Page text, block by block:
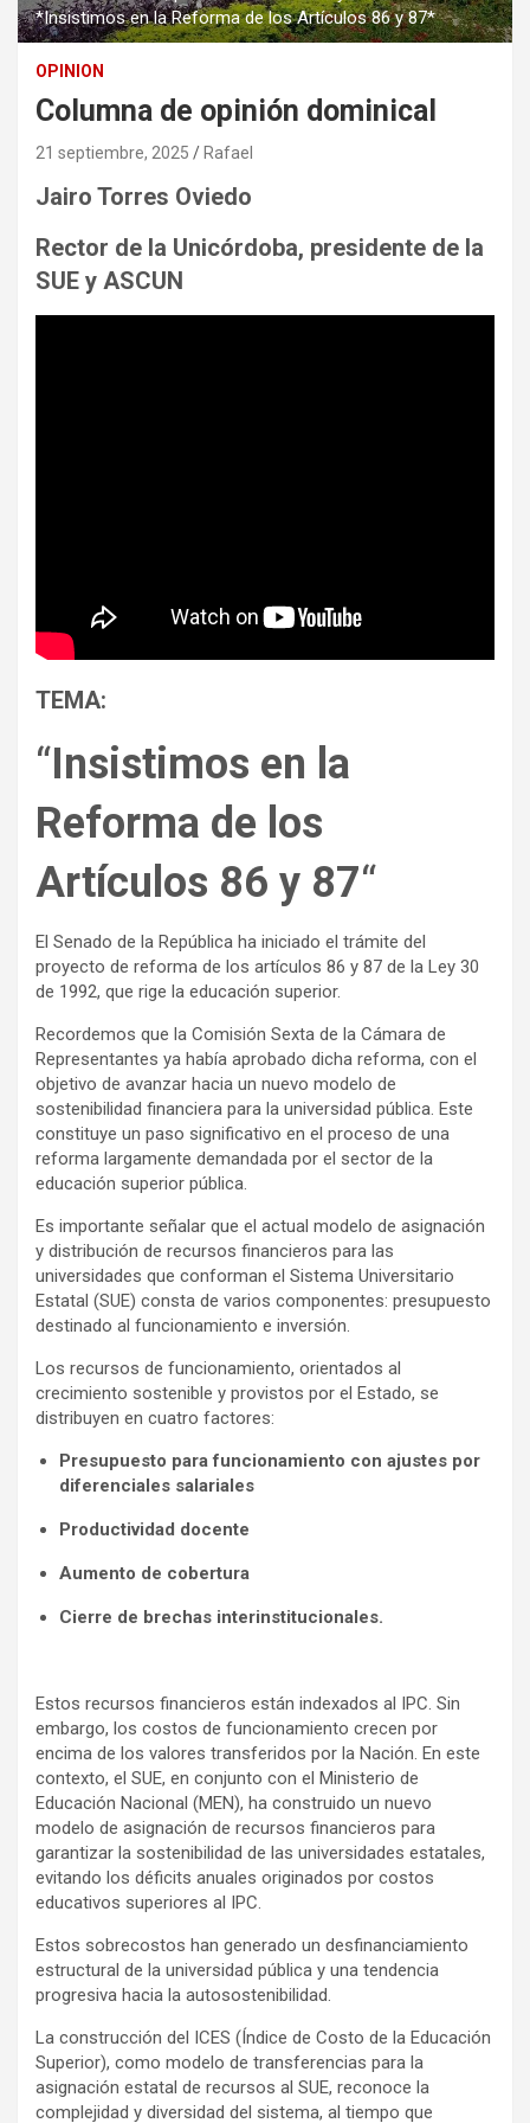
*Insistimos en la Reforma de los Artículos 86 y 87*
OPINION
Columna de opinión dominical
21 septiembre, 2025 Rafael
Jairo Torres Oviedo
Rector de la Unicórdoba, presidente de la
SUE y ASCUN
TEMA:
“Insistimos en la
Reforma de los
Artículos 86 y 87“
El Senado de la República ha iniciado el trámite del
proyecto de reforma de los artículos 86 y 87 de la Ley 30
de 1992, que rige la educación superior.
Recordemos que la Comisión Sexta de la Cámara de
Representantes ya había aprobado dicha reforma, con el
objetivo de avanzar hacia un nuevo modelo de
sostenibilidad financiera para la universidad pública. Este
constituye un paso significativo en el proceso de una
reforma largamente demandada por el sector de la
educación superior pública.
Es importante señalar que el actual modelo de asignación
y distribución de recursos financieros para las
universidades que conforman el Sistema Universitario
Estatal (SUE) consta de varios componentes: presupuesto
destinado al funcionamiento e inversión.
Los recursos de funcionamiento, orientados al
crecimiento sostenible y provistos por el Estado, se
distribuyen en cuatro factores:
Presupuesto para funcionamiento con ajustes por
diferenciales salariales
Productividad docente
Aumento de cobertura
Cierre de brechas interinstitucionales.
Estos recursos financieros están indexados al IPC. Sin
embargo, los costos de funcionamiento crecen por
encima de los valores transferidos por la Nación. En este
contexto, el SUE, en conjunto con el Ministerio de
Educación Nacional (MEN), ha construido un nuevo
modelo de asignación de recursos financieros para
garantizar la sostenibilidad de las universidades estatales,
evitando los déficits anuales originados por costos
educativos superiores al IPC.
Estos sobrecostos han generado un desfinanciamiento
estructural de la universidad pública y una tendencia
progresiva hacia la autosostenibilidad.
La construcción del ICES (Índice de Costo de la Educación
Superior), como modelo de transferencias para la
asignación estatal de recursos al SUE, reconoce la
complejidad y diversidad del sistema, al tiempo que